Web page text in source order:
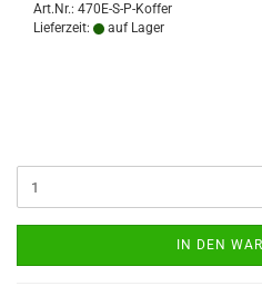
Art.Nr.: 470E-S-P-Koffer
Lieferzeit:
auf Lager
IN DEN